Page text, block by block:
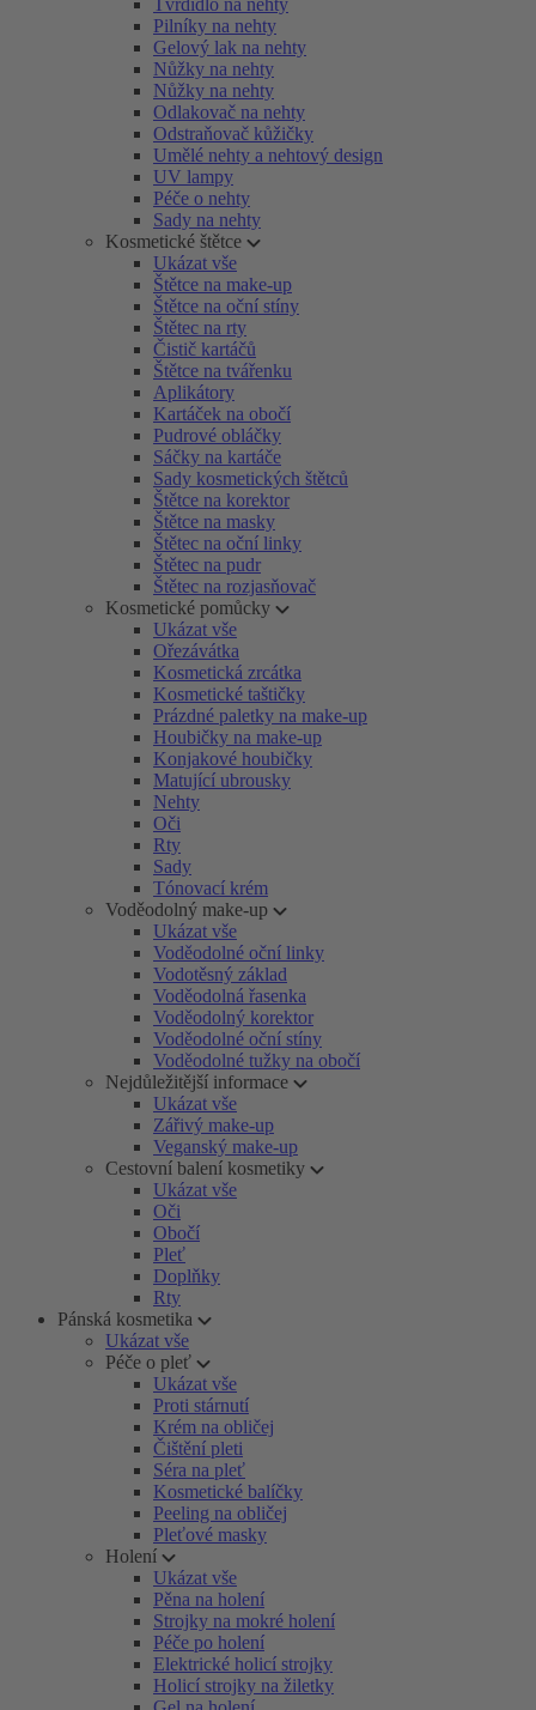
Tvrdidlo na nehty
Pilníky na nehty
Gelový lak na nehty
Nůžky na nehty
Nůžky na nehty
Odlakovač na nehty
Odstraňovač kůžičky
Umělé nehty a nehtový design
UV lampy
Péče o nehty
Sady na nehty
Kosmetické štětce
Ukázat vše
Štětce na make-up
Štětce na oční stíny
Štětec na rty
Čistič kartáčů
Štětce na tvářenku
Aplikátory
Kartáček na obočí
Pudrové obláčky
Sáčky na kartáče
Sady kosmetických štětců
Štětce na korektor
Štětce na masky
Štětec na oční linky
Štětec na pudr
Štětec na rozjasňovač
Kosmetické pomůcky
Ukázat vše
Ořezávátka
Kosmetická zrcátka
Kosmetické taštičky
Prázdné paletky na make-up
Houbičky na make-up
Konjakové houbičky
Matující ubrousky
Nehty
Oči
Rty
Sady
Tónovací krém
Voděodolný make-up
Ukázat vše
Voděodolné oční linky
Vodotěsný základ
Voděodolná řasenka
Voděodolný korektor
Voděodolné oční stíny
Voděodolné tužky na obočí
Nejdůležitější informace
Ukázat vše
Zářivý make-up
Veganský make-up
Cestovní balení kosmetiky
Ukázat vše
Oči
Obočí
Pleť
Doplňky
Rty
Pánská kosmetika
Ukázat vše
Péče o pleť
Ukázat vše
Proti stárnutí
Krém na obličej
Čištění pleti
Séra na pleť
Kosmetické balíčky
Peeling na obličej
Pleťové masky
Holení
Ukázat vše
Pěna na holení
Strojky na mokré holení
Péče po holení
Elektrické holicí strojky
Holicí strojky na žiletky